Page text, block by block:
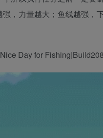
，力量越大；鱼线越强